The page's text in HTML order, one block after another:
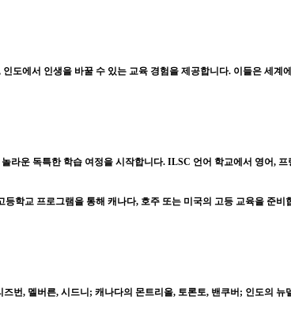
도에서 인생을 바꿀 수 있는 교육 경험을 제공합니다. 이들은 세계
라운 독특한 학습 여정을 시작합니다. ILSC 언어 학교에서 영어,
학교 프로그램을 통해 캐나다, 호주 또는 미국의 고등 교육을 준
즈번, 멜버른, 시드니; 캐나다의 몬트리올, 토론토, 밴쿠버; 인도의